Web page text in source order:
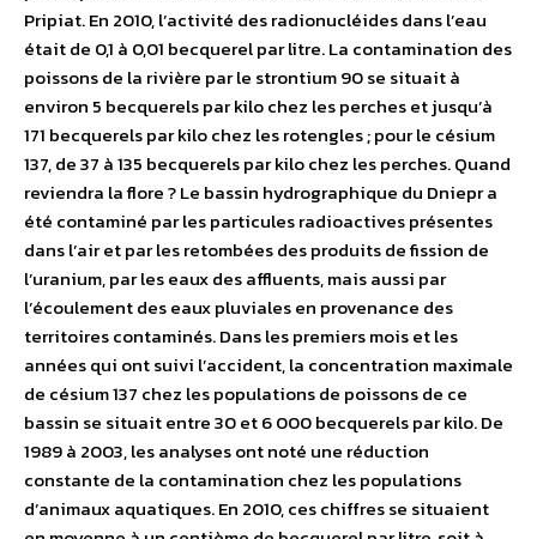
Pripiat. En 2010, l’activité des radionucléides dans l’eau
était de 0,1 à 0,01 becquerel par litre. La contamination des
poissons de la rivière par le strontium 90 se situait à
environ 5 becquerels par kilo chez les perches et jusqu’à
171 becquerels par kilo chez les rotengles ; pour le césium
137, de 37 à 135 becquerels par kilo chez les perches. Quand
reviendra la flore ? Le bassin hydrographique du Dniepr a
été contaminé par les particules radioactives présentes
dans l’air et par les retombées des produits de fission de
l’uranium, par les eaux des affluents, mais aussi par
l’écoulement des eaux pluviales en provenance des
territoires contaminés. Dans les premiers mois et les
années qui ont suivi l’accident, la concentration maximale
de césium 137 chez les populations de poissons de ce
bassin se situait entre 30 et 6 000 becquerels par kilo. De
1989 à 2003, les analyses ont noté une réduction
constante de la contamination chez les populations
d’animaux aquatiques. En 2010, ces chiffres se situaient